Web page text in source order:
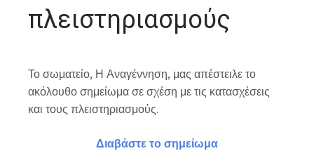
πλειστηριασμούς
Το σωματείο, Η Αναγέννηση, μας απέστειλε το
ακόλουθο σημείωμα σε σχέση με τις κατασχέσεις
και τους πλειστηριασμούς.
Διαβάστε το σημείωμα